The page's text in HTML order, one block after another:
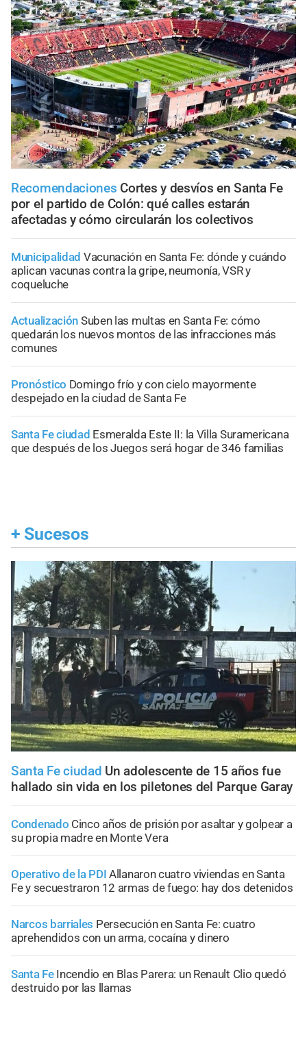
Recomendaciones Cortes y desvíos en Santa Fe
por el partido de Colón: qué calles estarán
afectadas y cómo circularán los colectivos
Municipalidad Vacunación en Santa Fe: dónde y cuándo
aplican vacunas contra la gripe, neumonía, VSR y
coqueluche
Actualización Suben las multas en Santa Fe: cómo
quedarán los nuevos montos de las infracciones más
comunes
Pronóstico Domingo frío y con cielo mayormente
despejado en la ciudad de Santa Fe
Santa Fe ciudad Esmeralda Este II: la Villa Suramericana
que después de los Juegos será hogar de 346 familias
+ Sucesos
Santa Fe ciudad Un adolescente de 15 años fue
hallado sin vida en los piletones del Parque Garay
Condenado Cinco años de prisión por asaltar y golpear a
su propia madre en Monte Vera
Operativo de la PDI Allanaron cuatro viviendas en Santa
Fe y secuestraron 12 armas de fuego: hay dos detenidos
Narcos barriales Persecución en Santa Fe: cuatro
aprehendidos con un arma, cocaína y dinero
Santa Fe Incendio en Blas Parera: un Renault Clio quedó
destruido por las llamas